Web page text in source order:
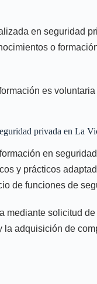
en seguridad
o
es
privada en La
en
y prácticos
de funciones de
mediante solicitud
adquisición de